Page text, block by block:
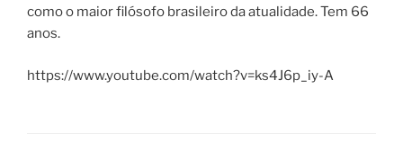
como o maior filósofo brasileiro da atualidade. Tem 66
anos.
https://www.youtube.com/watch?v=ks4J6p_iy-A